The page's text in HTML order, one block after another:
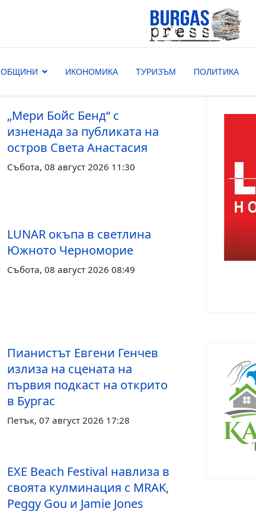
ОБЩИНИ ИКОНОМИКА ТУРИЗЪМ ПОЛИТИКА
„Мери Бойс Бенд“ с
изненада за публиката на
остров Света Анастасия
Събота, 08 август 2026 11:30
LUNAR окъпа в светлина
Южното Черноморие
Събота, 08 август 2026 08:49
Пианистът Евгени Генчев
излиза на сцената на
първия подкаст на открито
в Бургас
Петък, 07 август 2026 17:28
EXE Beach Festival навлиза в
своята кулминация с MRAK,
Peggy Gou и Jamie Jones